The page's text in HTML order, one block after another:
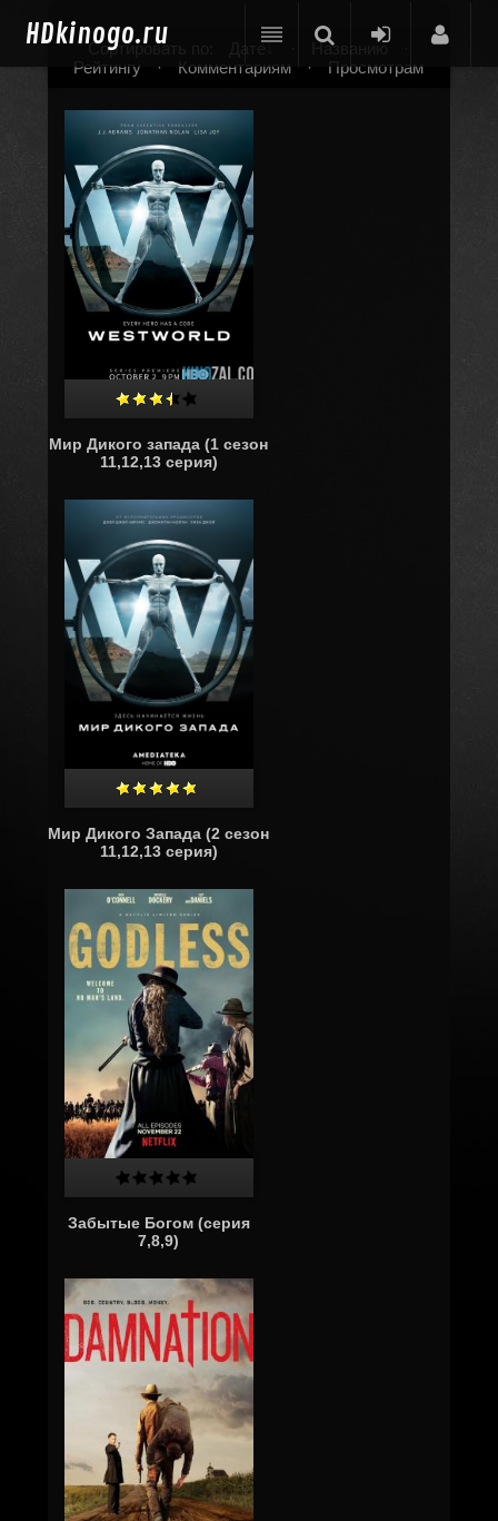
HDkinogo.ru
Сортировать по: Дате Названию
Рейтингу
· Комментариям · Просмотрам
Мир Дикого запада (1 сезон
11,12,13 серия)
Мир Дикого Запада (2 сезон
11,12,13 серия)
Забытые Богом (серия
7,8,9)